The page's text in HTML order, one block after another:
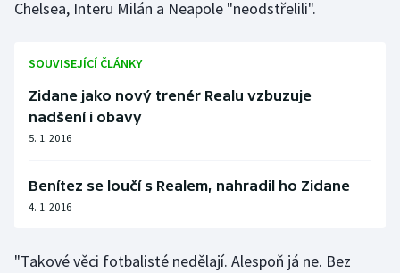
Lyže a snowboard
Moderní pětiboj
Olympijské hry
Chelsea, Interu Milán a Neapole "neodstřelili".
SOUVISEJÍCÍ ČLÁNKY
Zidane jako nový trenér Realu vzbuzuje
nadšení i obavy
5. 1. 2016
Benítez se loučí s Realem, nahradil ho Zidane
4. 1. 2016
"Takové věci fotbalisté nedělají. Alespoň já ne. Bez